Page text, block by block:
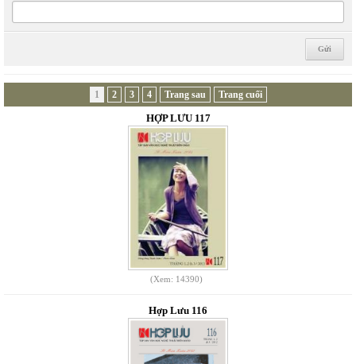
1 2 3 4 Trang sau Trang cuối
HỢP LƯU 117
(Xem: 14390)
Hợp Lưu 116